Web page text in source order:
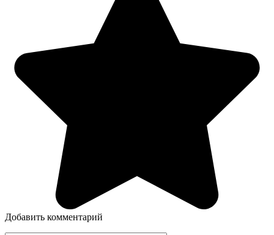
Добавить комментарий